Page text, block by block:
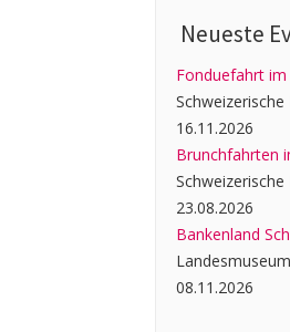
Neueste
Fonduefahrt
16.11.2026
Brunchfahrten
23.08.2026
Bankenland
08.11.2026